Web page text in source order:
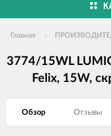
Главная
3774/15WL
Felix, 15W,
Обзор Отзывы